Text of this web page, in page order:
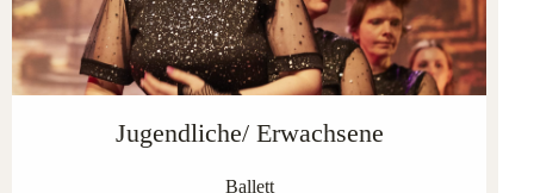
Jugendliche/ Erwachsene
Ballett